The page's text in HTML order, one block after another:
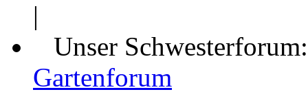
|
Unser
Gartenforum